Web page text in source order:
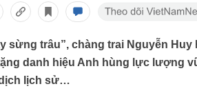
sừng trâu”, chàng trai Nguyễn
danh hiệu Anh hùng lực lượng
lịch sử…